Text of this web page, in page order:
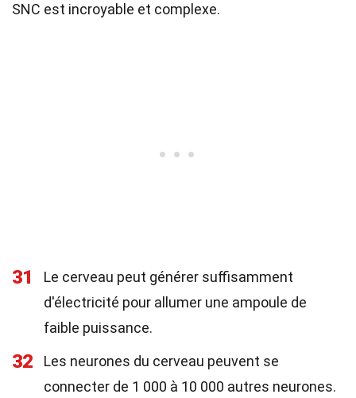
SNC est incroyable et complexe.
31
Le cerveau peut générer suffisamment
d'électricité pour allumer une ampoule de
faible puissance.
32
Les neurones du cerveau peuvent se
connecter de 1 000 à 10 000 autres neurones.